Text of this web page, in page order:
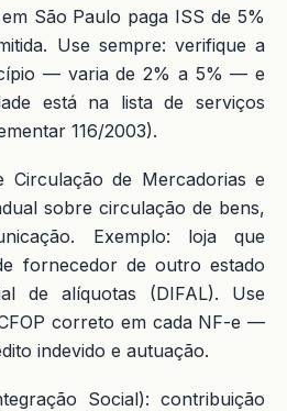
São Paulo paga ISS de 5%
Use sempre: verifique a
— varia de 2% a 5% — e
está na lista de serviços
116/2003).
Circulação de Mercadorias e
sobre circulação de bens,
Exemplo: loja que
fornecedor de outro estado
de alíquotas (DIFAL). Use
correto em cada NF-e —
indevido e autuação.
Social): contribuição